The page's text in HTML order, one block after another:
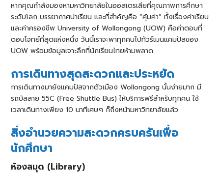
หากคุณกำลังมองหามหาวิทยาลัยในออสเตรเลียที่คุณภาพการศึกษา
ระดับโลก บรรยากาศน่าเรียน และที่สำคัญคือ “คุ้มค่า” ทั้งเรื่องค่าเรียน
และค่าครองชีพ University of Wollongong (UOW) คือคำตอบที่
ตอบโจทย์ที่สุดแห่งหนึ่ง วันนี้เราจะพาทุกคนไปทัวร์เมนแคมปัสของ
UOW พร้อมข้อมูลเจาะลึกที่นักเรียนไทยห้ามพลาด
การเดินทางสุดสะดวกและประหยัด
การเดินทางมายังแคมปัสจากตัวเมือง Wollongong นั้นง่ายมาก มี
รถบัสสาย 55C (Free Shuttle Bus) ให้บริการฟรีสำหรับทุกคน ใช้
เวลาเดินทางเพียง 10 นาทีเศษๆ ก็ถึงหน้ามหาวิทยาลัยแล้ว
สิ่งอำนวยความสะดวกครบครันเพื่อ
นักศึกษา
ห้องสมุด (Library)